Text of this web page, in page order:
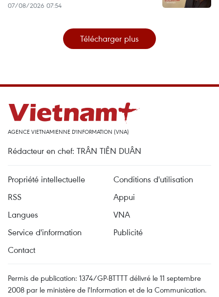
07/08/2026 07:54
Télécharger plus
AGENCE VIETNAMIENNE D'INFORMATION (VNA)
Rédacteur en chef: TRÂN TIÊN DUÂN
Propriété intellectuelle
Conditions d'utilisation
RSS
Appui
Langues
VNA
Service d'information
Publicité
Contact
Permis de publication: 1374/GP-BTTTT délivré le 11 septembre
2008 par le ministère de l'Information et de la Communication.